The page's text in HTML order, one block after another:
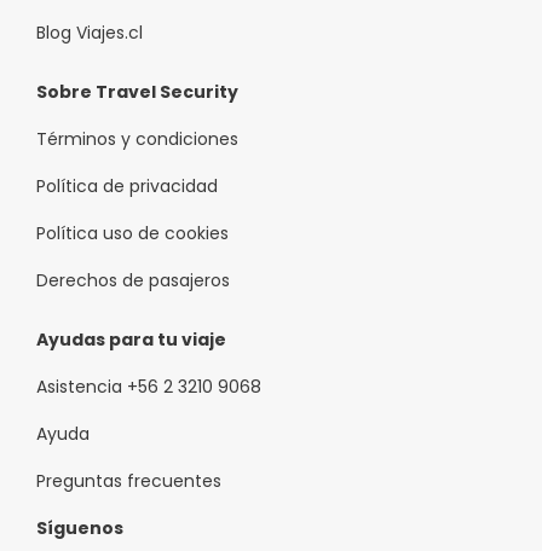
Blog Viajes.cl
Sobre Travel Security
Términos y condiciones
Política de privacidad
Política uso de cookies
Derechos de pasajeros
Ayudas para tu viaje
Asistencia +56 2 3210 9068
Ayuda
Preguntas frecuentes
Síguenos